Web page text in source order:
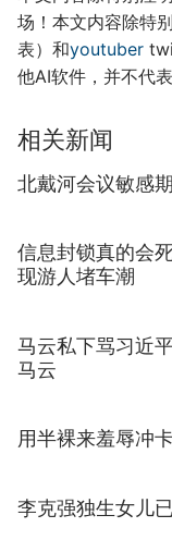
场！本文内容除特
表）和youtuber
他AI软件，并不代
相关新闻
北戴河会议敏感
信息封锁真的会
现游人堵车潮
马云私下骂习近
马云
用半裸来羞辱冲
李克强独生女儿